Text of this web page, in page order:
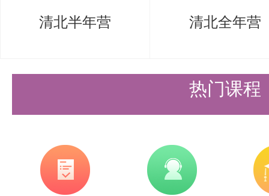
对于申报虚假或不准确的材料及
我校将按教育部《国家教育考试
学资格或学籍。
7、未按时到我校参加复试者，
资格，相关后果由考生本人承担。
清北半年营 清北全年营
热门课程